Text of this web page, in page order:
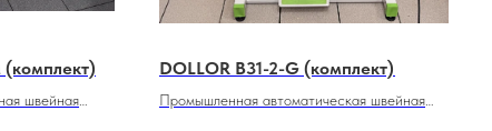
(комплект)
швейная
DOLLOR B31-2-G (комплект)
Промышленная автоматическая швейная